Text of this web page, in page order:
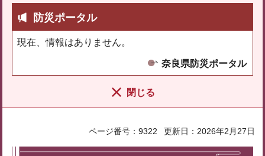
防災ポータル
現在、情報はありません。
奈良県防災ポータル
閉じる
ページ番号：9322 更新日：2026年2月27日